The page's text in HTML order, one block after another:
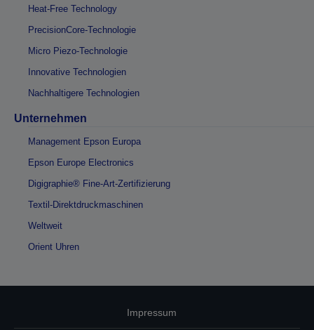
Heat-Free Technology
PrecisionCore-Technologie
Micro Piezo-Technologie
Innovative Technologien
Nachhaltigere Technologien
Unternehmen
Management Epson Europa
Epson Europe Electronics
Digigraphie® Fine-Art-Zertifizierung
Textil-Direktdruckmaschinen
Weltweit
Orient Uhren
Impressum